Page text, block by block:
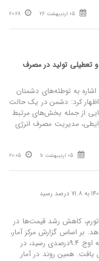
05 اردیبهشت 26 20:28
و تعطیلی تولید در مصرف
اشاره به توطئه‌های دشمنان
کرد: دشمن در یک حالت
از جمله بخش‌های مرتبط
مدیریت مصرف انرژی
05 اردیبهشت 11 20:05
کاهش رشد قیمت‌ها در
می‌دهد. بر اساس گزارش مرکز آمار،
تورم ماهانه که در بهمن به اوج ۹.۴درصدی رسید، در
کاهش یافت. همین روند در آمار